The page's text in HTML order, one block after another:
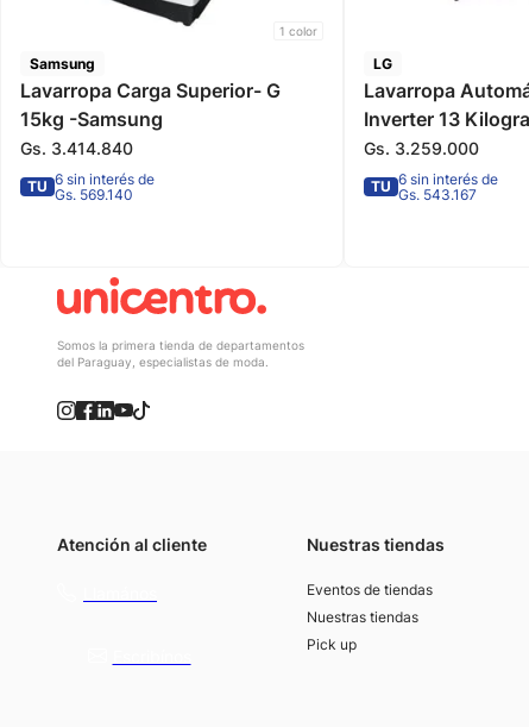
1 color
Samsung
Lavarropa Carga Superior- G
15kg -Samsung
Gs. 3.414.840
TU 6 sin interés de
Gs. 569.140
LG
Lavarropa
Inverter 13
LG
Gs. 3.259.000
TU 6 sin interés de
Gs. 543.167
Somos la primera tienda de departamentos
del Paraguay, especialistas de moda.
Atención al cliente
Nuestras tiendas
Eventos de tiendas
Nuestras tiendas
Pick up